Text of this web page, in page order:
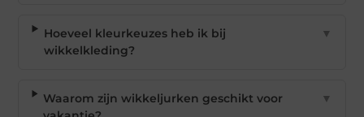
Hoeveel kleurkeuzes heb ik bij
wikkelkleding?
▼
Waarom zijn wikkeljurken geschikt voor
▼